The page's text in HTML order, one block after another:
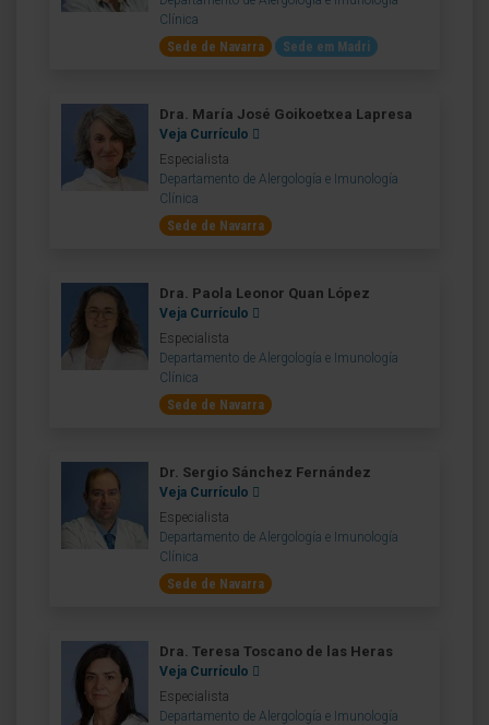
Clínica
Sede de Navarra
Sede em Madri
Dra. María José Goikoetxea Lapresa
Veja Currículo
Especialista
Departamento de Alergología e Imunología
Clínica
Sede de Navarra
Dra. Paola Leonor Quan López
Veja Currículo
Especialista
Departamento de Alergología e Imunología
Clínica
Sede de Navarra
Dr. Sergio Sánchez Fernández
Veja Currículo
Especialista
Departamento de Alergología e Imunología
Clínica
Sede de Navarra
Dra. Teresa Toscano de las Heras
Veja Currículo
Especialista
Departamento de Alergología e Imunología